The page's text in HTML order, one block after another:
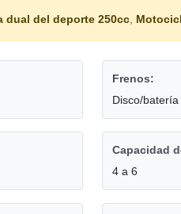
dual del deporte 250cc,
Frenos:
Disco/batería
Capacidad
4 a 6